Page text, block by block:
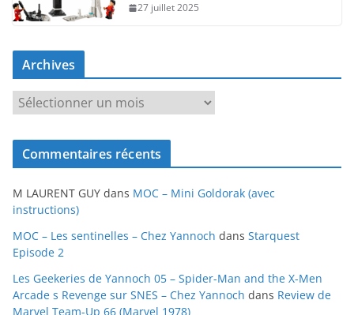
27 juillet 2025
Archives
r
c
v
e
s
Commentaires récents
M LAURENT GUY dans MOC – Mini Goldorak (avec
instructions)
MOC – Les sentinelles – Chez Yannoch dans Starquest
Episode 2
Les Geekeries de Yannoch 05 – Spider-Man and the X-Men
Arcade s Revenge sur SNES – Chez Yannoch dans Review de
Marvel Team-Up 66 (Marvel 1978)